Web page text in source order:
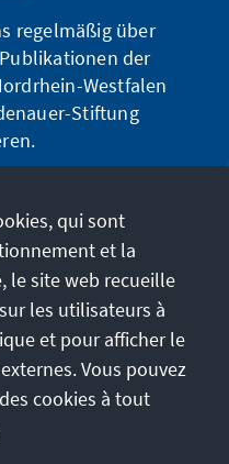
regelmäßig über
der
Westfalen
Stiftung
qui sont
et la
le site web recueille
les utilisateurs à
et pour afficher le
Vous pouvez
cookies à tout